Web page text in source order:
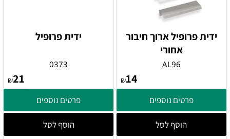
ידית פרופיל ארוך חיבור
אחורי
AL96
₪14
פרטים נוספים
הוסף לסל
ידית פרופיל
0373
₪21
פרטים נוספים
הוסף לסל